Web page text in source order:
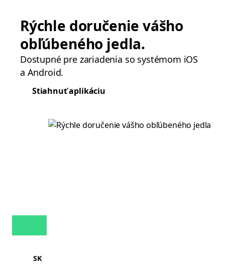
Rýchle doručenie vášho
obľúbeného jedla.
Dostupné pre zariadenia so systémom iOS
a Android.
Stiahnuť aplikáciu
SK